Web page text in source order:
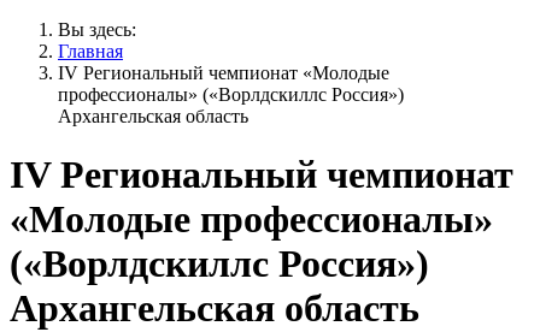
Вы здесь:
Главная
IV Региональный чемпионат «Молодые
профессионалы» («Ворлдскиллс Россия»)
Архангельская область
IV Региональный чемпионат
«Молодые профессионалы»
(«Ворлдскиллс Россия»)
Архангельская область